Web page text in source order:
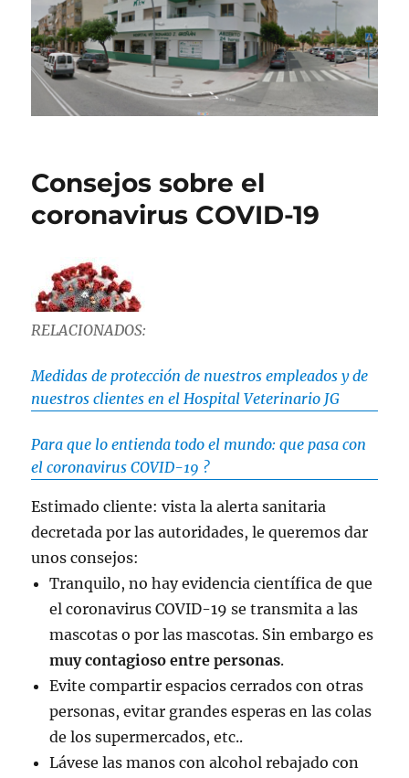
Consejos sobre el
coronavirus COVID-19
RELACIONADOS:
Medidas de protección de nuestros empleados y de
nuestros clientes en el Hospital Veterinario JG
Para que lo entienda todo el mundo: que pasa con
el coronavirus COVID-19 ?
Estimado cliente: vista la alerta sanitaria
decretada por las autoridades, le queremos dar
unos consejos:
Tranquilo, no hay evidencia científica de que
el coronavirus COVID-19 se transmita a las
mascotas o por las mascotas. Sin embargo es
muy contagioso entre personas.
Evite compartir espacios cerrados con otras
personas, evitar grandes esperas en las colas
de los supermercados, etc..
Lávese las manos con alcohol rebajado con